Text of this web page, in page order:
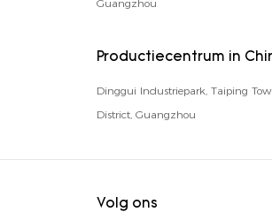
Guangzhou
Productiecentrum in
Dinggui Industriepark, Taiping
District, Guangzhou
Volg ons